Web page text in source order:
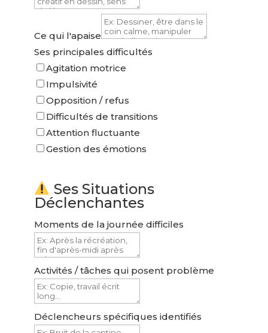
Ce qui l'apaise
Ses principales difficultés
Agitation motrice
Impulsivité
Opposition / refus
Difficultés de transitions
Attention fluctuante
Gestion des émotions
Ses Situations
Déclenchantes
Moments de la journée difficiles
Activités / tâches qui posent problème
Déclencheurs spécifiques identifiés